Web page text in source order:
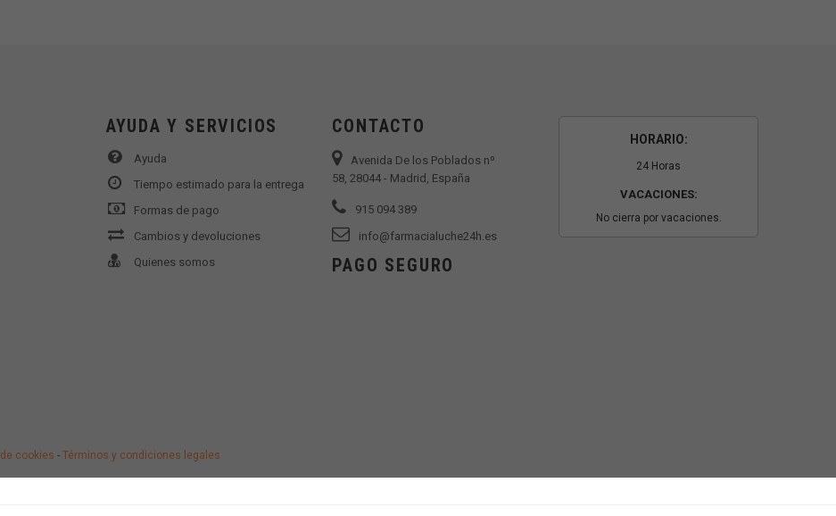
AYUDA Y SERVICIOS
Ayuda
Tiempo estimado para la entrega
Formas de pago
Cambios y devoluciones
Quienes somos
CONTACTO
Avenida De los Poblados nº
58, 28044 - Madrid, España
915 094 389
info@farmacialuche24h.es
HORARIO:
24 Horas
VACACIONES:
No cierra por vacaciones.
PAGO SEGURO
cookies - Términos y condiciones legales